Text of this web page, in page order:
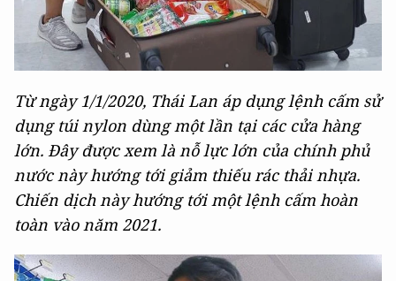
Từ ngày 1/1/2020, Thái Lan áp dụng lệnh cấm sử
dụng túi nylon dùng một lần tại các cửa hàng
lớn. Đây được xem là nỗ lực lớn của chính phủ
nước này hướng tới giảm thiếu rác thải nhựa.
Chiến dịch này hướng tới một lệnh cấm hoàn
toàn vào năm 2021.